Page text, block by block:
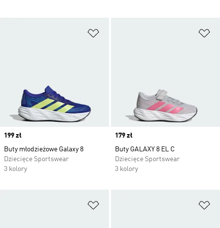
Price
199 zł
Buty młodzieżowe Galaxy 8
Dziecięce Sportswear
3 kolory
Price
179 zł
Buty GALAXY 8 EL C
Dziecięce Sportswear
3 kolory